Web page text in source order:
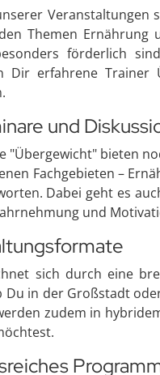
Veranstaltungen
Themen Ernährung
förderlich
Dir erfahrene
und
"Übergewicht" bieten
Fachgebieten –
Dabei geht es
und
sich durch eine
Du in der Großstadt
zudem in